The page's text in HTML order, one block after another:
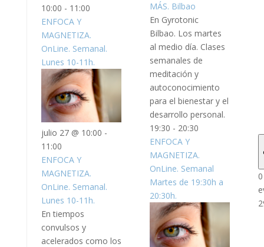
10:00 - 11:00
ENFOCA Y
MAGNETIZA.
OnLine. Semanal.
Lunes 10-11h.
julio 27 @ 10:00 -
11:00
ENFOCA Y
MAGNETIZA.
OnLine. Semanal.
Lunes 10-11h.
En tiempos
convulsos y
acelerados como los
MÁS. Bilbao
En Gyrotonic
Bilbao. Los martes
al medio día. Clases
semanales de
meditación y
autoconocimiento
para el bienestar y el
desarrollo personal.
19:30 - 20:30
ENFOCA Y
MAGNETIZA.
OnLine. Semanal
Martes de 19:30h a
20:30h.
0